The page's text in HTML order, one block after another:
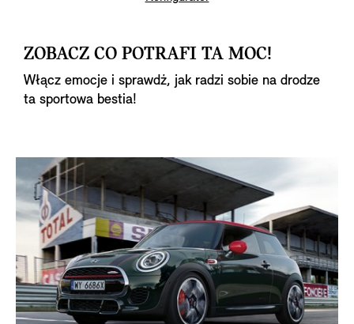
ZOBACZ CO POTRAFI TA MOC!
Włącz emocje i sprawdź, jak radzi sobie na drodze
ta sportowa bestia!